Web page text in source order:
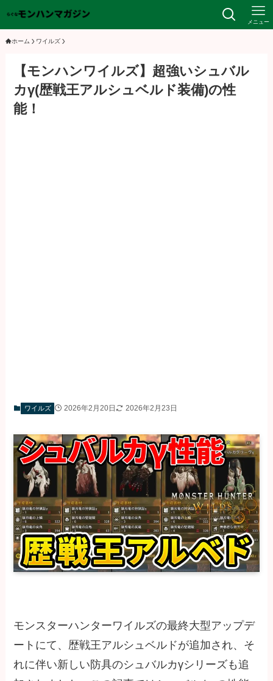
メニュー
ホーム ワイルズ
【モンハンワイルズ】超強いシュバル
カγ(歴戦王アルシュベルド装備)の性
能！
ワイルズ 2026年2月20日 2026年2月23日
モンスターハンターワイルズの最終大型アップデ
ートにて、歴戦王アルシュベルドが追加され、そ
れに伴い新しい防具のシュバルカγシリーズも追